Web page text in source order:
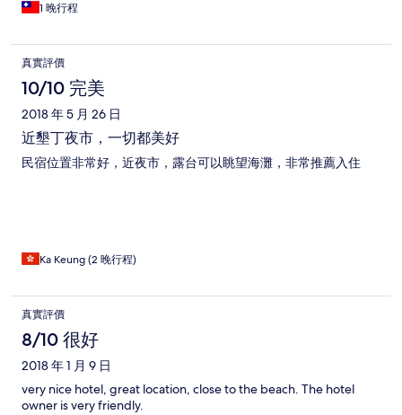
1 晚行程
真實評價
10/10 完美
2018 年 5 月 26 日
近墾丁夜市，一切都美好
民宿位置非常好，近夜市，露台可以眺望海灘，非常推薦入住
Ka Keung (2 晚行程)
真實評價
8/10 很好
2018 年 1 月 9 日
very nice hotel, great location, close to the beach. The hotel
owner is very friendly.